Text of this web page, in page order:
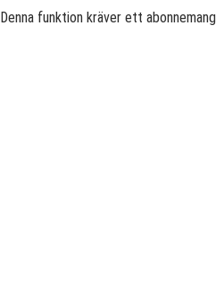
Denna funktion kräver ett abonnemang